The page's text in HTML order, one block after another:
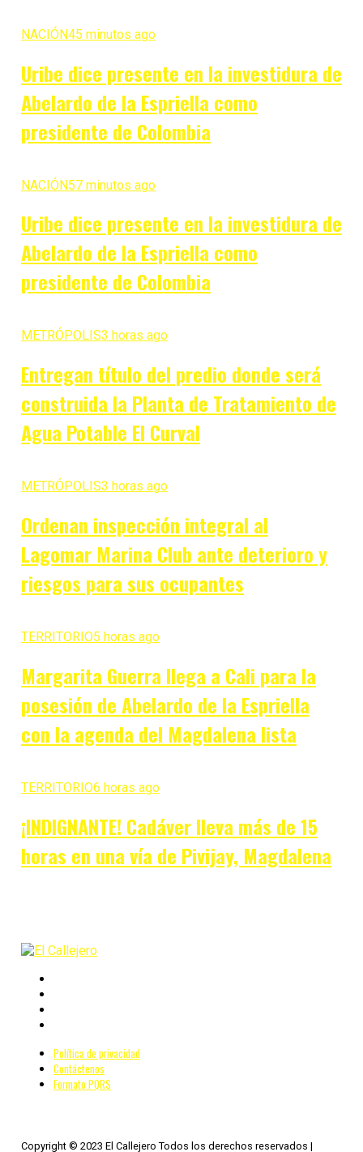
NACIÓN45 minutos ago
Uribe dice presente en la investidura de
Abelardo de la Espriella como
presidente de Colombia
NACIÓN57 minutos ago
Uribe dice presente en la investidura de
Abelardo de la Espriella como
presidente de Colombia
METRÓPOLIS3 horas ago
Entregan título del predio donde será
construida la Planta de Tratamiento de
Agua Potable El Curval
METRÓPOLIS3 horas ago
Ordenan inspección integral al
Lagomar Marina Club ante deterioro y
riesgos para sus ocupantes
TERRITORIO5 horas ago
Margarita Guerra llega a Cali para la
posesión de Abelardo de la Espriella
con la agenda del Magdalena lista
TERRITORIO6 horas ago
¡INDIGNANTE! Cadáver lleva más de 15
horas en una vía de Pivijay, Magdalena
Política de privacidad
Contáctenos
Formato PQRS
Copyright © 2023 El Callejero Todos los derechos reservados |